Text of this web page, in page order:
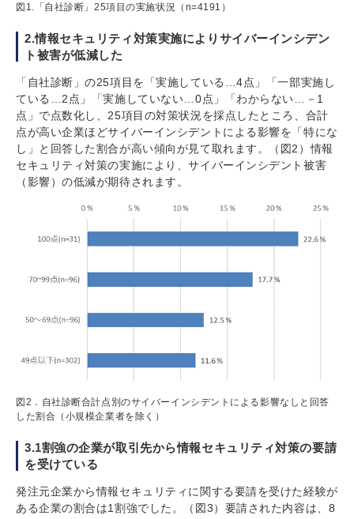
図1.「自社診断」25項目の実施状況（n=4191）
2.情報セキュリティ対策実施によりサイバーインシデン
ト被害が低減した
「自社診断」の25項目を「実施している…4点」「一部実施し
ている…2点」「実施していない…0点」「わからない…－1
点」で点数化し、25項目の対策状況を採点したところ、合計
点が高い企業ほどサイバーインシデントによる影響を「特にな
し」と回答した割合が高い傾向が見て取れます。（図2）情報
セキュリティ対策の実施により、サイバーインシデント被害
（影響）の低減が期待されます。
図2．自社診断合計点別のサイバーインシデントによる影響なしと回答
した割合（小規模企業者を除く）
3.1割強の企業が取引先から情報セキュリティ対策の要請
を受けている
発注元企業から情報セキュリティに関する要請を受けた経験が
ある企業の割合は1割強でした。（図3）要請された内容は、8